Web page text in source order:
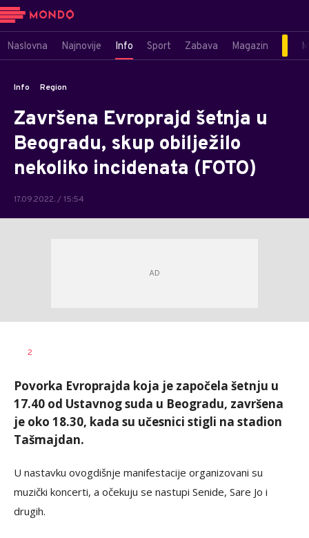
Naslovna Najnovije Info Sport Zabava Magazin
Info Region
Završena Evroprajd šetnja u
Beogradu, skup obilježilo
nekoliko incidenata (FOTO)
17.09.2022. / 15:54
AUTOR
2
Povorka Evroprajda koja je započela šetnju u
17.40 od Ustavnog suda u Beogradu, završena
je oko 18.30, kada su učesnici stigli na stadion
Tašmajdan.
U nastavku ovogdišnje manifestacije organizovani su
muzički koncerti, a očekuju se nastupi Senide, Sare Jo i
drugih.